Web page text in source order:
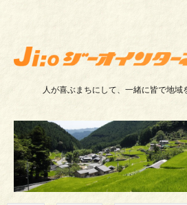
人が喜ぶまちにして、一緒に皆で地域